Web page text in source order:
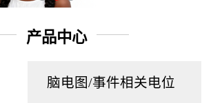
产品中心
脑电图/事件相关电位